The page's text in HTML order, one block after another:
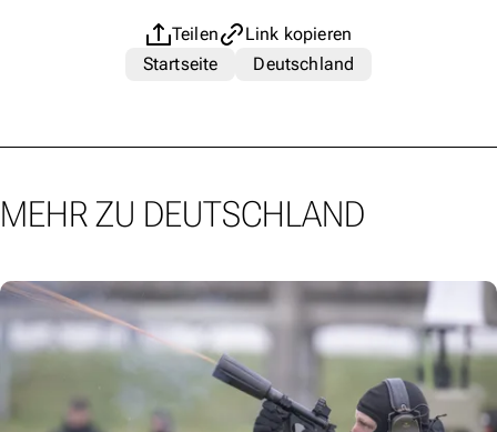
Teilen
Link kopieren
Startseite
Deutschland
MEHR ZU DEUTSCHLAND